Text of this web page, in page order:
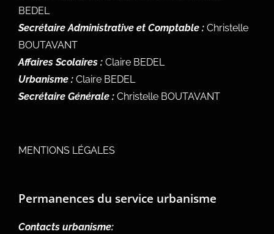
BEDEL
Secrétaire Administrative et Comptable : Christelle
BOUTAVANT
Affaires Scolaires : Claire BEDEL
Urbanisme : Claire BEDEL
Secrétaire Générale : Christelle BOUTAVANT
MENTIONS LÉGALES
Permanences du service urbanisme
Contacts urbanisme: